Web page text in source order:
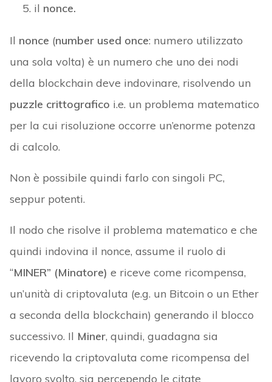
il nonce.
Il nonce (number used once: numero utilizzato
una sola volta) è un numero che uno dei nodi
della blockchain deve indovinare, risolvendo un
puzzle crittografico i.e. un problema matematico
per la cui risoluzione occorre un’enorme potenza
di calcolo.
Non è possibile quindi farlo con singoli PC,
seppur potenti.
Il nodo che risolve il problema matematico e che
quindi indovina il nonce, assume il ruolo di
“MINER” (Minatore) e riceve come ricompensa,
un’unità di criptovaluta (e.g. un Bitcoin o un Ether
a seconda della blockchain) generando il blocco
successivo. Il Miner, quindi, guadagna sia
ricevendo la criptovaluta come ricompensa del
lavoro svolto, sia percependo le citate